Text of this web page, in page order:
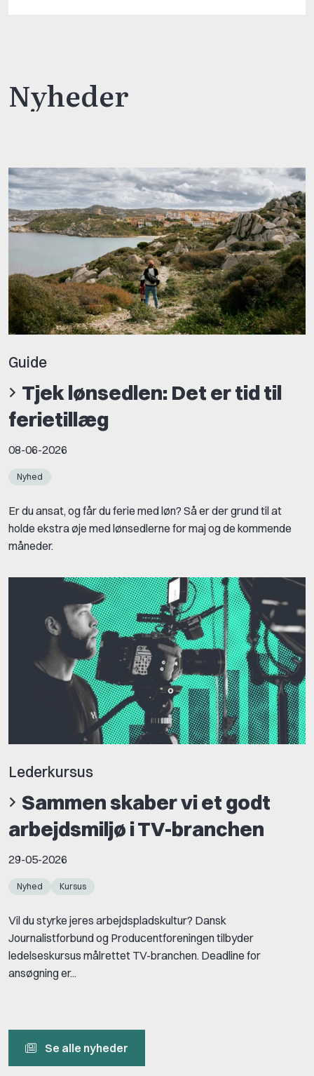
Nyheder
Guide
Tjek lønsedlen: Det er tid til
ferietillæg
08-06-2026
Nyhed
Er du ansat, og får du ferie med løn? Så er der grund til at
holde ekstra øje med lønsedlerne for maj og de kommende
måneder.
Lederkursus
Sammen skaber vi et godt
arbejdsmiljø i TV-branchen
29-05-2026
Nyhed Kursus
Vil du styrke jeres arbejdspladskultur? Dansk
Journalistforbund og Producentforeningen tilbyder
ledelseskursus målrettet TV-branchen. Deadline for
ansøgning er...
Se alle nyheder